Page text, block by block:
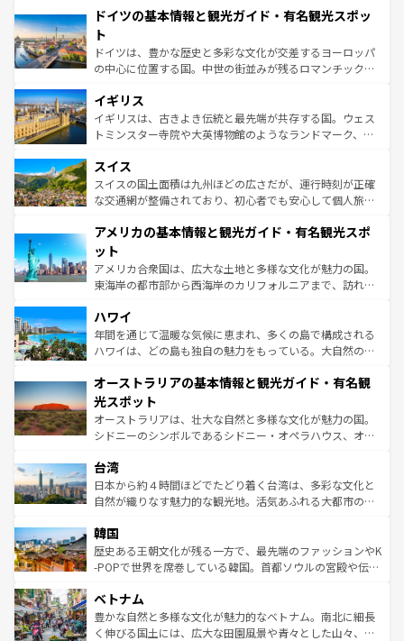
せる。地方によって風土や気候が異なるスペインはその個
ンテンツ一覧 を参照してほしい。
で、幅広い魅力が詰まっている。華麗な宮殿、歴史的な大
聖堂、美しいビーチ、そして豊かな自然が、訪れる者を心
から魅了する。また、フランスは美食の国としても知ら
れ、フランス料理はユネスコ無形文化遺産にも登録されて
香り高いラベンダー畑など、多彩な楽しみ方が可能だ。さ
らに、パリ以外の地域にも魅力が溢れており、どの街角に
も豊かな歴史と文化が息づいている。パリ以外の個性あふ
を参照してほしい。
ドイツの基本情報と観光ガイド・有名観光スポッ
ト
ドイツは、豊かな歴史と多彩な文化が交差するヨーロッパ
の中心に位置する国。中世の街並みが残るロマンチック街
顔を持つこの国は、どこを歩いても飽きることがない。ベ
ルリンの文化的活気、バイエルン州のアルプスの絶景、そ
してライン川沿いのワイン畑といった風景は必見。ビール
は、お酒好きな人にはぜひ体験してほしい。 なお、新着の
ドイツ情報はコンテンツ一覧を参照してほしい。
イギリス
イギリスは、古きよき伝統と最先端が共存する国。ウェス
トミンスター寺院や大英博物館のようなランドマーク、歴
リアごとに異なる魅力がある。また、優雅なアフタヌーン
ティー、ビール好きにはたまらない英国パブ、サッカー観
戦など、本場だからこそできる体験も豊富。イギリスを旅
ンツ一覧を参照してほしい。
スイス
スイスの国土面積は九州ほどの広さだが、運行時刻が正確
な交通網が整備されており、初心者でも安心して個人旅行
の建物がそのまま残る町や、スイスならではのユニークな
博物館もあり、アルプス観光だけでなく町歩きも満喫する
ことができる。国民の所得が高いため物価も高いが、旅行
者向けの交通パス提供のサービスもあり、うまく活用すれ
着のスイス情報は
アメリカの基本情報と観光ガイド・有名観光スポ
ット
アメリカ合衆国は、広大な土地と多様な文化が魅力の国。
東海岸の都市部から西海岸のカリフォルニアまで、訪れる
のような巨大都市は、観光、ショッピング、エンターテイ
ンメントが詰まった刺激的なスポットだ。一方、アメリカ
西部には大自然が広がり、グランドキャニオンやイエロー
部のニューオーリンズでは、音楽と美食が融合した独特の
文化が魅力。旅行者はアメリカの各地域で異なる魅力を楽
しみながら、その多様性と豊かな歴史を感じることができ
るだろう。車でのロードトリップや列車の旅も、アメリカ
情報は
ハワイ
年間を通じて温暖な気候に恵まれ、多くの島で構成される
ハワイは、どの島も独自の魅力をもっている。大自然の神
ワイ島は見逃せない。また、定番の観光地といえばオアフ
島だが、静かな自然を求めるならマウイ島やカウアイ島が
おすすめ。エメラルドグリーンに輝く海をはじめ、豊かな
文化や歴史が息づいている。「アロハスピリット」と呼ば
人々、おいしいローカルフードやハワイアンミュージッ
ク、伝統的なフラダンスなど、すべてがハワイの魅力を彩
っている。訪れるたびに新しい発見と感動が待っているハ
はコンテンツ一覧
オーストラリアの基本情報と観光ガイド・有名観
光スポット
オーストラリアは、壮大な自然と多様な文化が魅力の国。
シドニーのシンボルであるシドニー・オペラハウス、オー
リアリーフや大陸中央部にそびえるウルル（エアーズロッ
ク）、タスマニアの美しい原生林やケアンズの熱帯雨林な
ど、見どころがたくさん。また、カフェやワイン、オージ
いる。アクティビティも充実しており、サーフィンやダイ
ビング、ハイキングなど、アウトドア好きにはたまらな
い。オーストラリアの多彩な魅力を存分に味わいつくそ
参照してほしい。
台湾
日本から約４時間ほどでたどり着く台湾は、多彩な文化と
自然が織りなす魅力的な観光地。活気あふれる大都市の台
ン）、静ひつな山岳地帯である台湾東部など、都市の喧騒
と山間の静けさが共存しており、訪れる人に新しい発見と
驚きをもたらしてくれる。また、奥深い台湾の食文化も魅
容にもいいと評判のスイーツなど、バラエティ豊かな料理
が味わえる。 なお、新着の台湾情報は コンテンツ一覧を参
照してほしい。
韓国
歴史ある王朝文化が残る一方で、最先端のファッションやK
-POPで世界を席巻している韓国。首都ソウルの宮殿や伝統
き、地方に足を延ばせば四季折々の自然美を楽しむことが
できる。そして、キムチや焼肉、絶品のストリートフード
まで、さまざまな韓国料理が待っている。夜には、韓国な
ベトナム
豊かな自然と多様な文化が魅力的なベトナム。南北に細長
く伸びる国土には、広大な田園風景や青々とした山々、世